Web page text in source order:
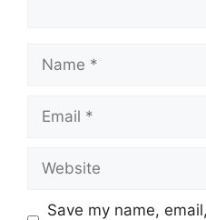
Save my name,